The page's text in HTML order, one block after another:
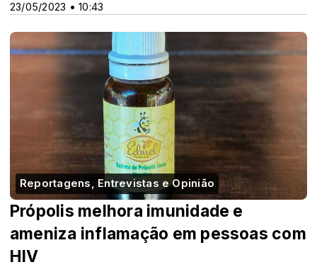
23/05/2023 • 10:43
Reportagens, Entrevistas e Opinião
Própolis melhora imunidade e
ameniza inflamação em pessoas com
HIV